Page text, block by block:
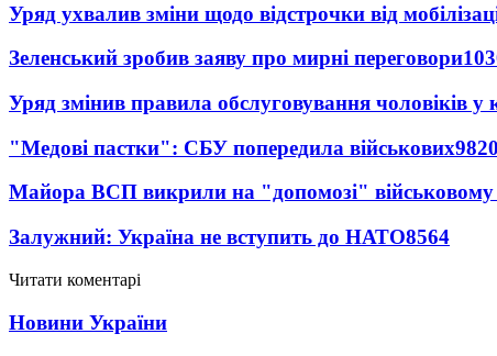
Уряд ухвалив зміни щодо відстрочки від
Зеленський зробив заяву про мирні переговори
Уряд змінив правила обслуговування чоловіків у
"Медові пастки": СБУ попередила військових9820
Майора ВСП викрили на "допомозі"
Залужний: Україна не вступить до НАТО8564
Читати коментарі
Новини України